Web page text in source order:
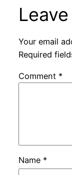
Your email
Required
Comment *
Name *